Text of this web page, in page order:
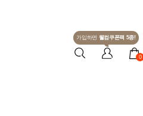
가입하면 웰컴쿠폰팩 5종!
0